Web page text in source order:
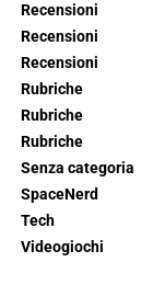
Recensioni
Recensioni
Recensioni
Rubriche
Rubriche
Rubriche
Senza categoria
SpaceNerd
Tech
Videogiochi